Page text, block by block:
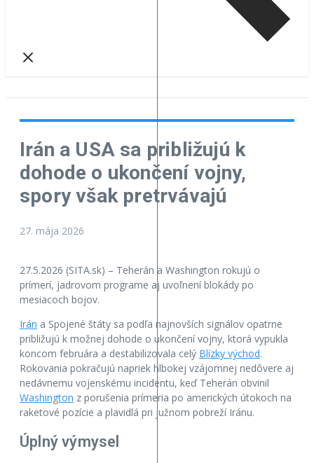
Irán a USA sa približujú k
dohode o ukončení vojny,
spory však pretrvávajú
27. mája 2026
27.5.2026 (SITA.sk) – Teherán a Washington rokujú o
prímerí, jadrovom programe aj uvoľnení blokády po
mesiacoch bojov.
Irán a Spojené štáty sa podľa najnovších signálov opatrne
približujú k možnej dohode o ukončení vojny, ktorá vypukla
koncom februára a destabilizovala celý Blízky východ.
Rokovania pokračujú napriek hlbokej vzájomnej nedôvere aj
nedávnemu vojenskému incidentu, keď Teherán obvinil
Washington z porušenia prímeria po amerických útokoch na
raketové pozície a plavidlá pri južnom pobreží Iránu.
Úplný výmysel